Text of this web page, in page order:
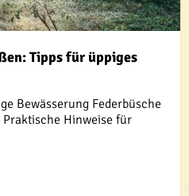
Tipps für üppiges
Bewässerung Federbüsche
Hinweise für